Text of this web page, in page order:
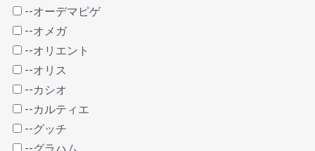
--オーデマピゲ
--オメガ
--オリエント
--オリス
--カシオ
--カルティエ
--グッチ